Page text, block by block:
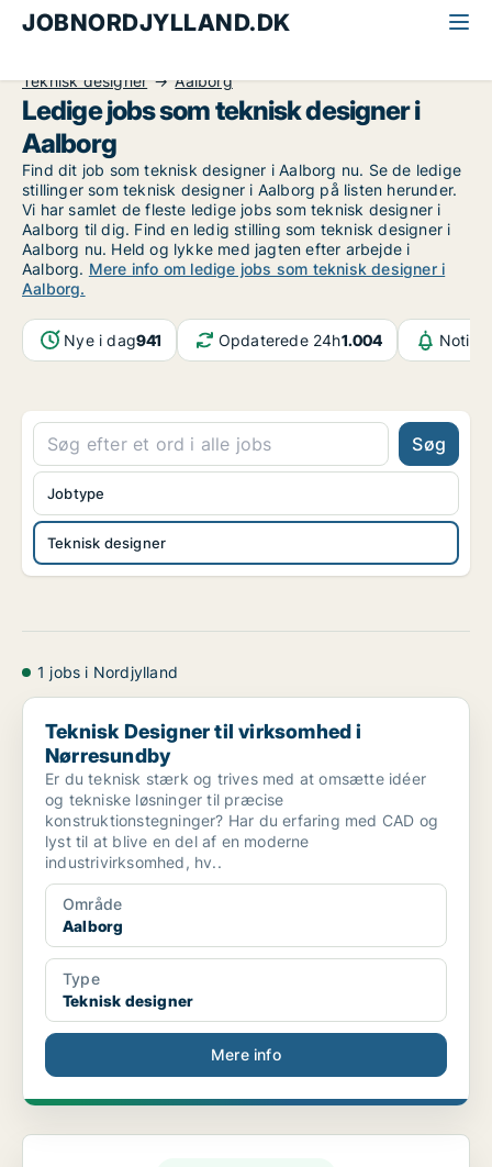
JOBNORDJYLLAND.DK
Teknisk designer
Aalborg
Ledige jobs som teknisk designer i
Aalborg
Find dit job som teknisk designer i Aalborg nu. Se de ledige
stillinger som teknisk designer i Aalborg på listen herunder.
Vi har samlet de fleste ledige jobs som teknisk designer i
Aalborg til dig. Find en ledig stilling som teknisk designer i
Aalborg nu. Held og lykke med jagten efter arbejde i
Aalborg. Mere info om ledige jobs som teknisk designer i
Aalborg.
Nye i dag941 Opdaterede 24h1.004
Søg
Teknisk designer
Jobtype
1 jobs i Nordjylland
Teknisk Designer til virksomhed i Nørresundby
Teknisk Designer til virksomhed i
Nørresundby
Er du teknisk stærk og trives med at omsætte idéer
og tekniske løsninger til præcise
konstruktionstegninger? Har du erfaring med CAD og
lyst til at blive en del af en moderne
industrivirksomhed, hv..
Område
Aalborg
Type
Teknisk designer
Mere info